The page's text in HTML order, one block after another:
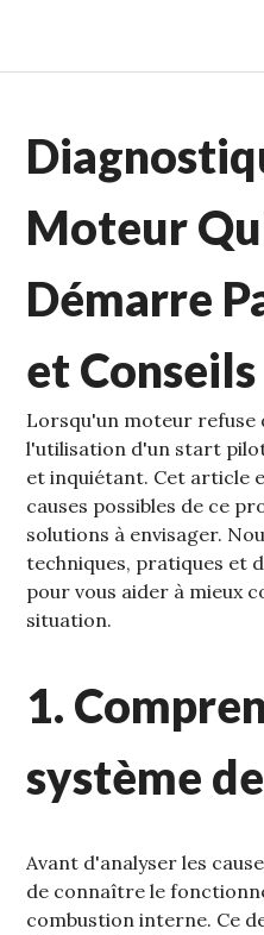
STUFFCC'S BLOG
Moteur
Démarre
et
Lorsqu'un moteur refuse
l'utilisation d'un start
et inquiétant. Cet article
causes possibles de ce
solutions à envisager.
techniques‚ pratiques et
pour vous aider à mieux
situation.
1.
système
Avant d'analyser les
de connaître le
combustion interne. Ce